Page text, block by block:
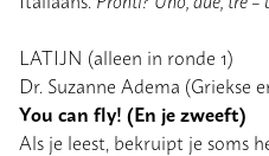
LATIJN (alleen in ronde 1)
Dr. Suzanne Adema (Griekse
You can fly! (En je zweeft)
Als je leest, bekruipt je soms